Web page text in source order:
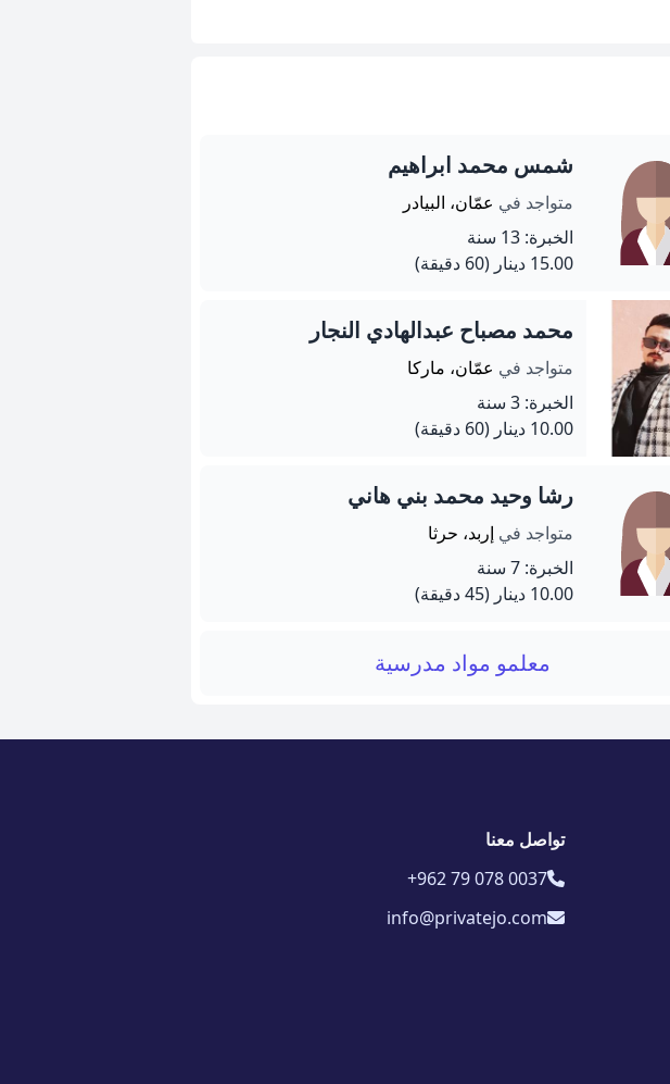
شمس محمد ابراهيم
متواجد في عمّان، البيادر
الخبرة: 13 سنة
15.00 دينار
(60 دقيقة)
محمد مصباح عبدالهادي النجار
متواجد في عمّان، ماركا
الخبرة: 3 سنة
10.00 دينار
(60 دقيقة)
رشا وحيد محمد بني هاني
متواجد في إربد، حرثا
الخبرة: 7 سنة
10.00 دينار
(45 دقيقة)
معلمو مواد مدرسية
تواصل معنا
+962 79 078 0037
info@privatejo.com